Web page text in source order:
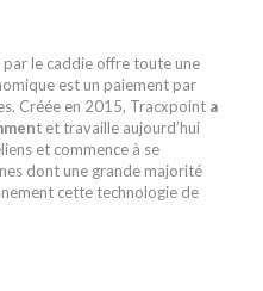
le caddie offre toute une
est un paiement par
Créée en 2015, Tracxpoint a
t et travaille aujourd’hui
et commence à se
dont une grande majorité
cette technologie de